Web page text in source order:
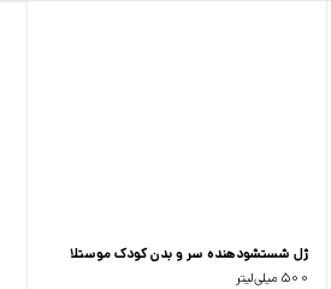
ژل شستشودهنده سر و بدن کودک موستلا
500 میلی‌لیتر